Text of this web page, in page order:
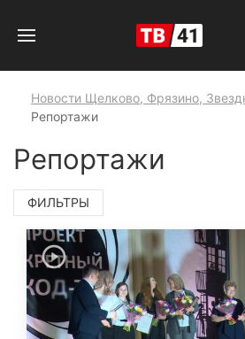
Новости Щелково, Фрязино,
Репортажи
Репортажи
ФИЛЬТРЫ